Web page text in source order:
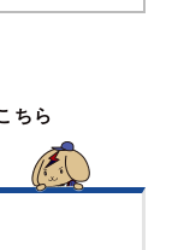
ちら